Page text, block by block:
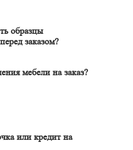
образцы
заказом?
увидеть, как будут выглядеть
мебели на заказ?
большей части изделий составляет
Мебель вся индивидуальная (не
или кредит на